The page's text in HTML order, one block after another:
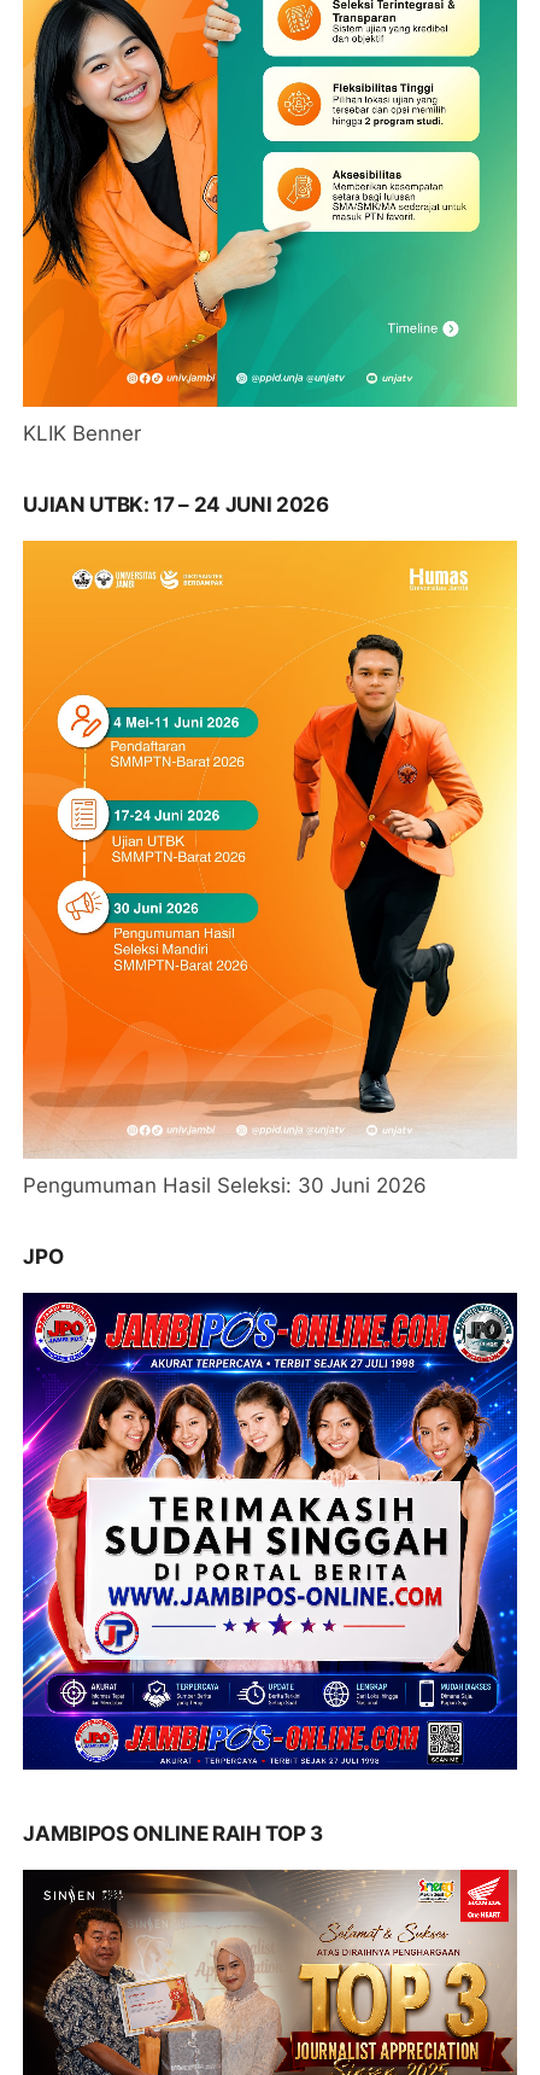
KLIK Benner
UJIAN UTBK: 17 – 24 JUNI 2026
Pengumuman Hasil Seleksi: 30 Juni 2026
JPO
JAMBIPOS ONLINE RAIH TOP 3